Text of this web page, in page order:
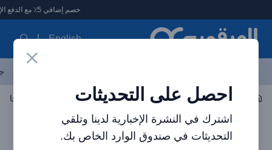
العرقوب - متجر الإلكترونيات في الإمارات
خصم إضافي 5٪ مع الدفع الإلكتروني
English
احصل على التحديثات
اشترك في النشرة الإخبارية لدينا وتلقي
التحديثات في صندوق الوارد الخاص بك.
اكسسوارات السيارات شواحن السيارات